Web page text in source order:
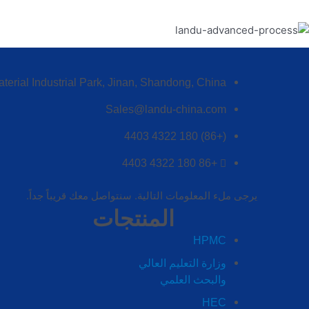
Industrial Park, Jinan, Shandong, China
Sales@landu-china.com
(+86) 180 4322 4403
+86 180 4322 4403
يرجى ملء المعلومات التالية. سنتواصل معك قريباً جداً.
المنتجات
HPMC
وزارة التعليم العالي
والبحث العلمي
HEC